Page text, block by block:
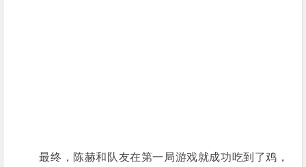
最终，陈赫和队友在第一局游戏就成功吃到了鸡，